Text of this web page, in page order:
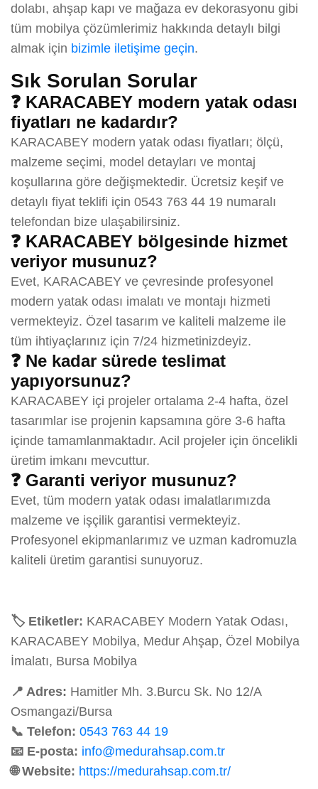
dolabı, ahşap kapı ve mağaza ev dekorasyonu gibi
tüm mobilya çözümlerimiz hakkında detaylı bilgi
almak için bizimle iletişime geçin.
Sık Sorulan Sorular
❓ KARACABEY modern yatak odası
fiyatları ne kadardır?
KARACABEY modern yatak odası fiyatları; ölçü,
malzeme seçimi, model detayları ve montaj
koşullarına göre değişmektedir. Ücretsiz keşif ve
detaylı fiyat teklifi için 0543 763 44 19 numaralı
telefondan bize ulaşabilirsiniz.
❓ KARACABEY bölgesinde hizmet
veriyor musunuz?
Evet, KARACABEY ve çevresinde profesyonel
modern yatak odası imalatı ve montajı hizmeti
vermekteyiz. Özel tasarım ve kaliteli malzeme ile
tüm ihtiyaçlarınız için 7/24 hizmetinizdeyiz.
❓ Ne kadar sürede teslimat
yapıyorsunuz?
KARACABEY içi projeler ortalama 2-4 hafta, özel
tasarımlar ise projenin kapsamına göre 3-6 hafta
içinde tamamlanmaktadır. Acil projeler için öncelikli
üretim imkanı mevcuttur.
❓ Garanti veriyor musunuz?
Evet, tüm modern yatak odası imalatlarımızda
malzeme ve işçilik garantisi vermekteyiz.
Profesyonel ekipmanlarımız ve uzman kadromuzla
kaliteli üretim garantisi sunuyoruz.
🏷️ Etiketler: KARACABEY Modern Yatak Odası,
KARACABEY Mobilya, Medur Ahşap, Özel Mobilya
İmalatı, Bursa Mobilya
📍 Adres: Hamitler Mh. 3.Burcu Sk. No 12/A
Osmangazi/Bursa
📞 Telefon: 0543 763 44 19
📧 E-posta: info@medurahsap.com.tr
🌐 Website: https://medurahsap.com.tr/